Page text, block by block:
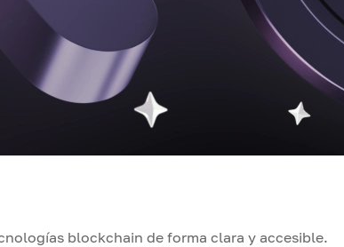
blockchain de forma clara y accesible.